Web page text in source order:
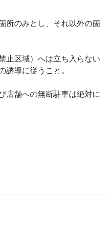
所のみとし、それ以外の箇
止区域）へは立ち入らない
誘導に従うこと。
店舗への無断駐車は絶対に